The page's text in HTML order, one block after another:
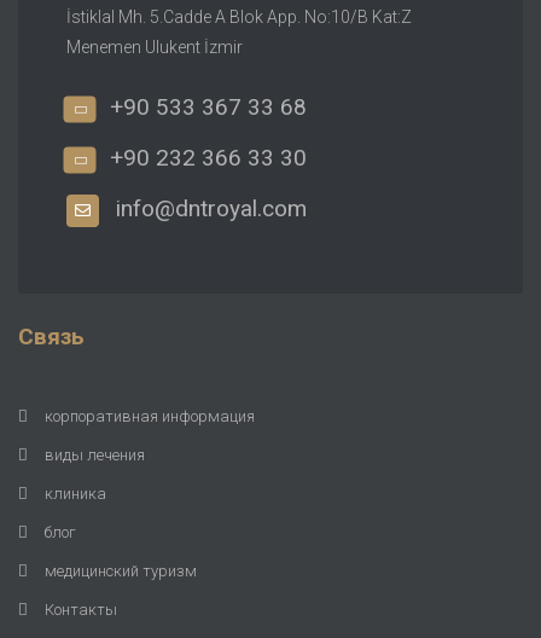
İstiklal Mh. 5.Cadde A Blok App. No:10/B Kat:Z
Menemen Ulukent İzmir
+90 533 367 33 68
+90 232 366 33 30
info@dntroyal.com
Связь
корпоративная информация
виды лечения
клиника
блог
медицинский туризм
Контакты